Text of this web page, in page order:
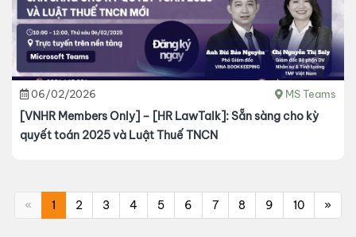
06/02/2026 MS Teams
[VNHR Members Only] – [HR LawTalk]: Sẵn sàng cho kỳ
quyết toán 2025 và Luật Thuế TNCN
« 1 2 3 4 5 6 7 8 9 10 »